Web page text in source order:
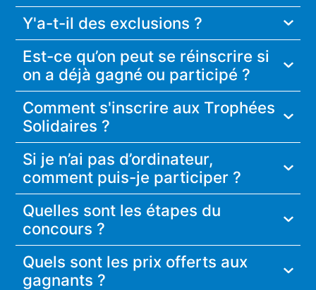
Y'a-t-il des exclusions ?
Est-ce qu’on peut se réinscrire si
on a déjà gagné ou participé ?
Comment s'inscrire aux Trophées
Solidaires ?
Si je n’ai pas d’ordinateur,
comment puis-je participer ?
Quelles sont les étapes du
concours ?
Quels sont les prix offerts aux
gagnants ?